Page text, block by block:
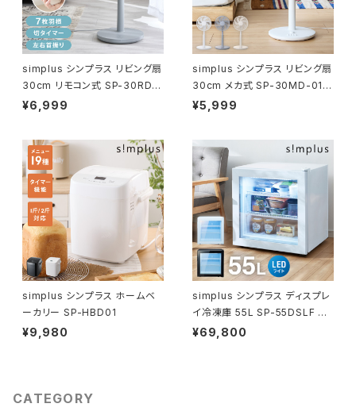
simplus シンプラス リビング扇
30cm リモコン式 SP-30RD-
01 7枚羽 扇風機 シンプル タイ
¥6,999
simplus シンプラス リビング扇
30cm メカ式 SP-30MD-01 7
枚羽 扇風機 シンプル タイマー
¥5,999
simplus シンプラス ホームベ
ーカリー SP-HBD01
¥9,980
simplus シンプラス ディスプレ
イ冷凍庫 55L SP-55DSLF シ
ョーケース仕様 冷凍庫 店舗 業
¥69,800
CATEGORY